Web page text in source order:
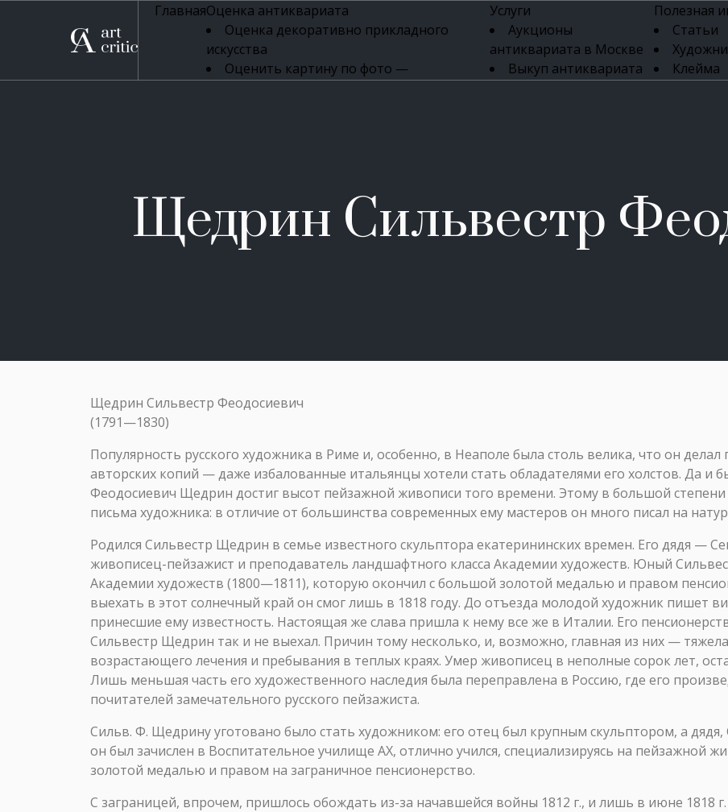
ГлавнаяОценка антиквариата
Оценка декоративно прикладного
искусства
Оценить картину по фото —
Оценка антикварной мебели
Оценка книг
Оценка бронзовых изделий
Услуги
Аукционы
антиквариата в Москве
Выкуп антиквариата
Скупка антиквариата
Скупка антикварной
мебели
вещей
Полезная
Статьи
Клейма
Щедрин Сильвестр
Щедрин Сильвестр Феодосиевич
(1791—1830)
Популярность русского художника в Риме и, особенно, в Неаполе была столь велика, что он
авторских копий — даже избалованные итальянцы хотели стать обладателями его холстов. Да и
Феодосиевич Щедрин достиг высот пейзажной живописи того времени. Этому в большой
письма художника: в отличие от большинства современных ему мастеров он много писал на
Родился Сильвестр Щедрин в семье известного скульптора екатерининских времен. Его дядя —
живописец-пейзажист и преподаватель ландшафтного класса Академии художеств. Юный
Академии художеств (1800—1811), которую окончил с большой золотой медалью и правом
выехать в этот солнечный край он смог лишь в 1818 году. До отъезда молодой художник пишет
принесшие ему известность. Настоящая же слава пришла к нему все же в Италии. Его
Сильвестр Щедрин так и не выехал. Причин тому несколько, и, возможно, главная из них —
возрастающего лечения и пребывания в теплых краях. Умер живописец в неполные сорок лет,
Лишь меньшая часть его художественного наследия была переправлена в Россию, где его
почитателей замечательного русского пейзажиста.
Сильв. Ф. Щедрину уготовано было стать художником: его отец был крупным скульптором, а
он был зачислен в Воспитательное училище АХ, отлично учился, специализируясь на пейзажной
золотой медалью и правом на заграничное пенсионерство.
С заграницей, впрочем, пришлось обождать из-за начавшейся войны 1812 г., и лишь в июне 1818